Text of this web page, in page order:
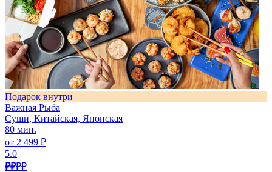
Подарок внутри
Важная Рыба
Суши, Китайская, Японская
80 мин.
от 2 499 ₽
5.0
₽₽₽₽